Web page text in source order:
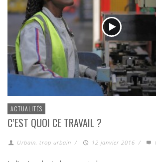
ACTUALITÉS
C’EST QUOI CE TRAVAIL ?
Urbain, trop urbain / 12 janvier 2016 /